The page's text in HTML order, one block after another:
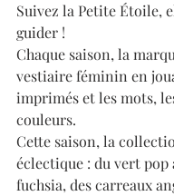
Suivez la Petite Étoile,
guider !
Chaque saison, la
vestiaire féminin en
imprimés et les mots,
couleurs.
Cette saison, la
éclectique : du vert pop
fuchsia, des carreaux